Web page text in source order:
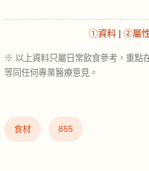
①資料 | ②屬
※ 以上資料只屬日常飲食參考，重點
等同任何專業醫療意見。
食材 855